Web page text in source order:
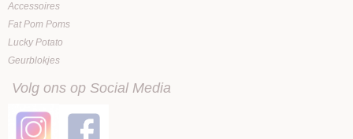
Accessoires
Fat Pom Poms
Lucky Potato
Geurblokjes
Volg ons op Social Media